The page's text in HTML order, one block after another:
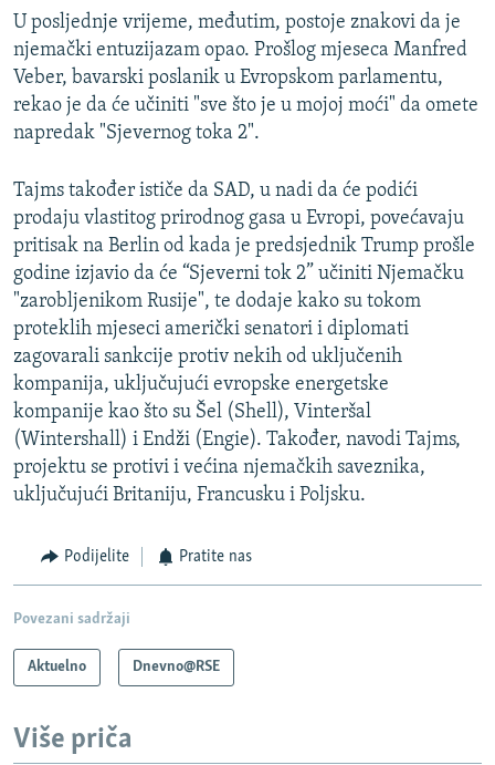
U posljednje vrijeme, međutim, postoje znakovi da je
njemački entuzijazam opao. Prošlog mjeseca Manfred
Veber, bavarski poslanik u Evropskom parlamentu,
rekao je da će učiniti "sve što je u mojoj moći" da omete
napredak "Sjevernog toka 2".
Tajms također ističe da SAD, u nadi da će podići
prodaju vlastitog prirodnog gasa u Evropi, povećavaju
pritisak na Berlin od kada je predsjednik Trump prošle
godine izjavio da će “Sjeverni tok 2” učiniti Njemačku
"zarobljenikom Rusije", te dodaje kako su tokom
proteklih mjeseci američki senatori i diplomati
zagovarali sankcije protiv nekih od uključenih
kompanija, uključujući evropske energetske
kompanije kao što su Šel (Shell), Vinteršal
(Wintershall) i Endži (Engie). Također, navodi Tajms,
projektu se protivi i većina njemačkih saveznika,
uključujući Britaniju, Francusku i Poljsku.
Podijelite Pratite nas
Povezani sadržaji
Aktuelno Dnevno@RSE
Više priča